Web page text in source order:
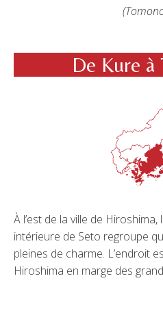
De Kure à
À l’est de la ville de
intérieure de Seto regroupe
pleines de charme. L’endroit
Hiroshima en marge des